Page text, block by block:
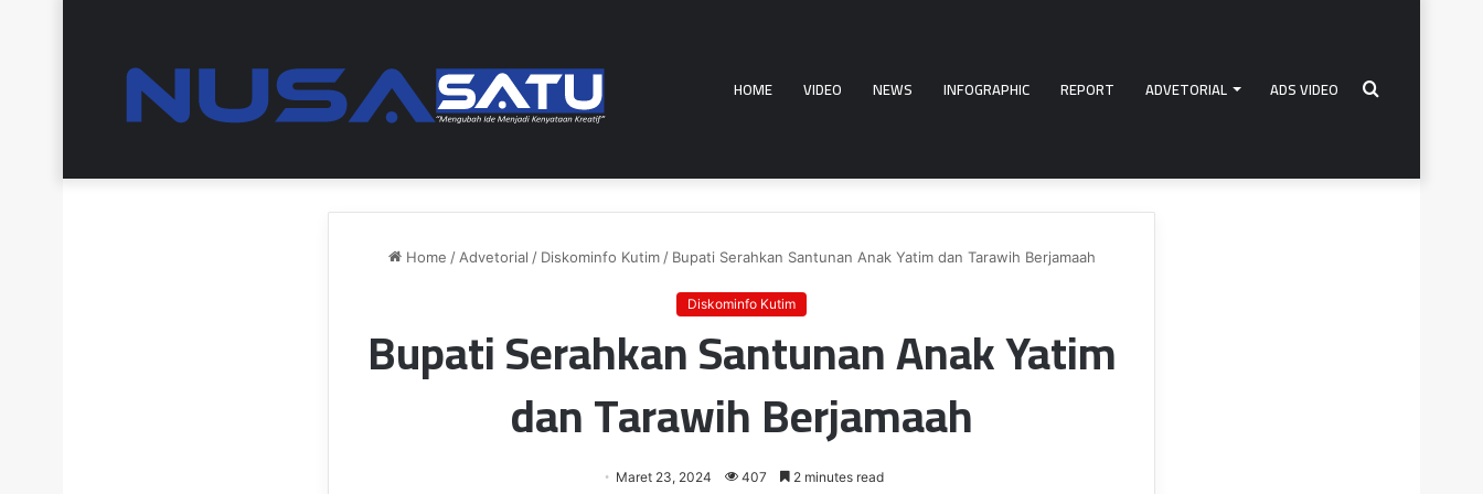
HOME VIDEO NEWS INFOGRAPHIC REPORT ADVETORIAL ADS VIDEO Search
Home / Advetorial / Diskominfo Kutim / Bupati Serahkan Santunan Anak Yatim dan Tarawih Berjamaah
Diskominfo Kutim
Bupati Serahkan Santunan Anak Yatim
dan Tarawih Berjamaah
Maret 23, 2024 407 2 minutes read